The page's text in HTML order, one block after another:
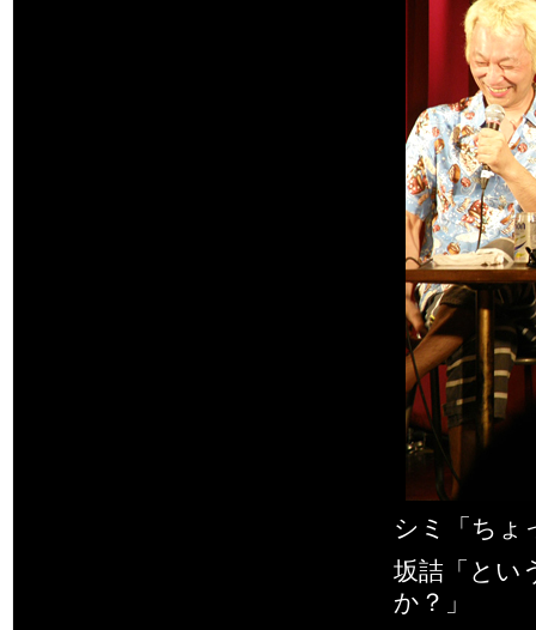
シミ「ち
坂詰「とい
か？」